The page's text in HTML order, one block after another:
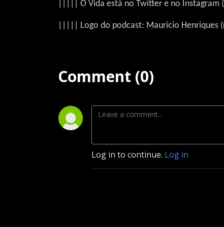
||||| O Vida está no Twitter e no Instagram
||||| Logo do podcast: Mauricio Henriques
Comment (0)
Log in to continue. Log in